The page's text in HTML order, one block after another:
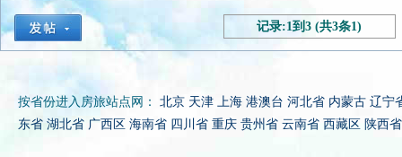
记录:1到3 (共3条1)
按省份进入房旅站点网： 北京 天津 上海 港澳台 河北省 内蒙古 辽宁
东省 湖北省 广西区 海南省 四川省 重庆 贵州省 云南省 西藏区 陕西省